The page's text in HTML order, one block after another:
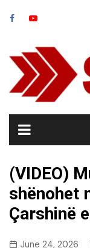
(VIDEO)
shënohet
Çarshinë
June 24, 2026